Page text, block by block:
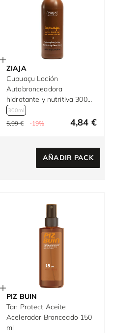
ZIAJA
Cupuaçu Loción
Autobronceadora
hidratante y nutritiva 300
ml
300ml
5,99 € -19% 4,84 €
AÑADIR PACK
PIZ BUIN
Tan Protect Aceite
Acelerador Bronceado 150
ml